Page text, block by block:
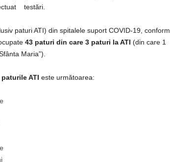
testări.
paturi ATI) din spitalele suport COVID-19, conform
43 paturi din care 3 paturi la ATI (din care 1
Maria”).
paturile ATI este următoarea: